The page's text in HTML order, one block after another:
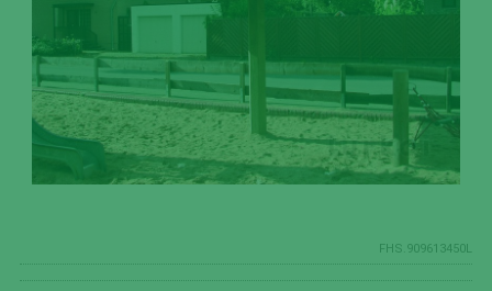
FHS.909613450L